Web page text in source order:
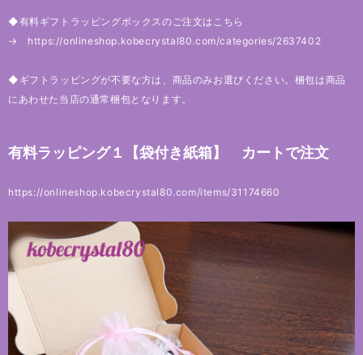
◆有料ギフトラッピングボックスのご注文はこちら
→ https://onlineshop.kobecrystal80.com/categories/2637402
◆ギフトラッピングが不要な方は、商品のみお選びください。梱包は商品
にあわせた当店の通常梱包となります。
有料ラッピング１【袋付き紙箱】 カートで注文
https://onlineshop.kobecrystal80.com/items/31174660